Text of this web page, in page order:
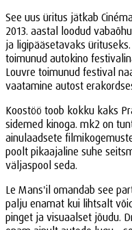
See uus üritus jätkab
2013. aastal loodud
ja ligipääsetavaks
toimunud autokino
Louvre toimunud festival
vaatamine autost
Koostöö toob kokku kaks
sidemed kinoga. mk2 on
ainulaadsete
poolt pikaajaline suhe
väljaspool seda.
Le Mans'il omandab see
palju enamat kui lihtsalt
pinget ja visuaalset jõudu.